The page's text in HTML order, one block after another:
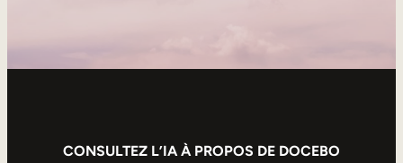
CONSULTEZ L’IA À PROPOS DE DOCEBO